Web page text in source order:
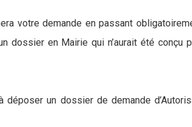
votre demande en passant
dossier en Mairie qui n’aurait été conçu
un dossier de demande